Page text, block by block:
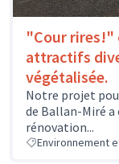
"Cour rires!"
attractifs
végétalisée.
Notre projet
de Ballan-Miré a
rénovation...
Environnement